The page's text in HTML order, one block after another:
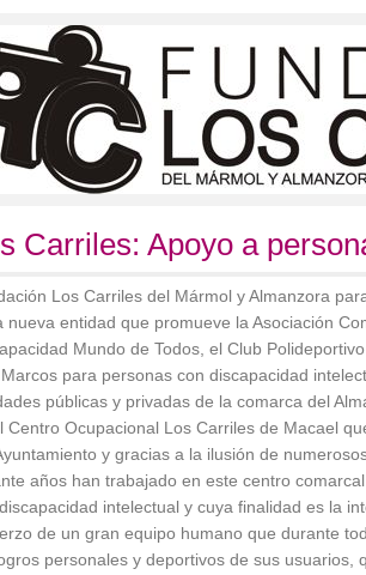
Carriles: Apoyo a
Los Carriles del Mármol y Almanzora
nueva entidad que promueve la Asociación
Mundo de Todos, el Club
para personas con discapacidad
públicas y privadas de la comarca del
Centro Ocupacional Los Carriles de Macael
y gracias a la ilusión de
años han trabajado en este centro
intelectual y cuya finalidad es la
de un gran equipo humano que durante
personales y deportivos de sus usuarios,